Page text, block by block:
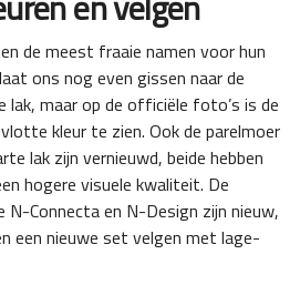
de meest fraaie namen voor hun
ons nog even gissen naar de
lak, maar op de officiële foto’s is de
kleur te zien. Ook de parelmoer
lak zijn vernieuwd, beide hebben
hogere visuele kwaliteit. De
N-Connecta en N-Design zijn nieuw,
een nieuwe set velgen met lage-